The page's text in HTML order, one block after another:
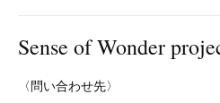
Sense of Wonder
〈問い合わせ先〉